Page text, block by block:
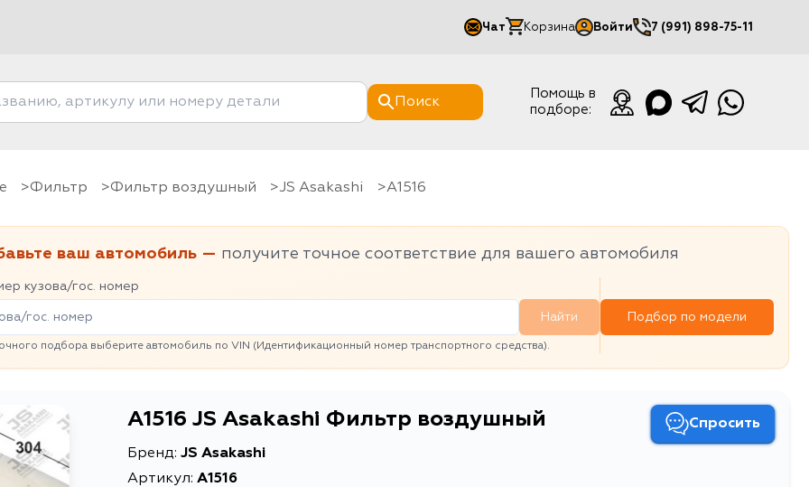
Чат Корзина Войти
Мой кабинет
7 (991) 898-75-11
Поиск
Помощь в
подборе:
фильтр Фильтр воздушный JS Asakashi A1516
ваш автомобиль — получите точное соответствие для вашего автомобиля
кузова/гос. номер
Найти
подбора выберите автомобиль по VIN (Идентификационный номер транспортного средства).
Подбор по модели
A1516 JS Asakashi Фильтр воздушный Спросить
Бренд: JS Asakashi
Артикул:A1516